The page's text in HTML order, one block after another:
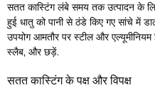
सतत कास्टिंग लंबे समय तक उत्पादन के
हुई धातु को पानी से ठंडे किए गए सांचे में
उपयोग आमतौर पर स्टील और
स्लैब, और छड़ें.
सतत कास्टिंग के पक्ष और विपक्ष